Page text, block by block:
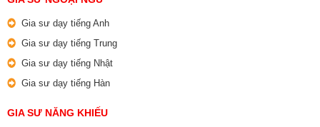
Gia sư dạy tiếng Anh
Gia sư dạy tiếng Trung
Gia sư dạy tiếng Nhật
Gia sư dạy tiếng Hàn
GIA SƯ NĂNG KHIẾU